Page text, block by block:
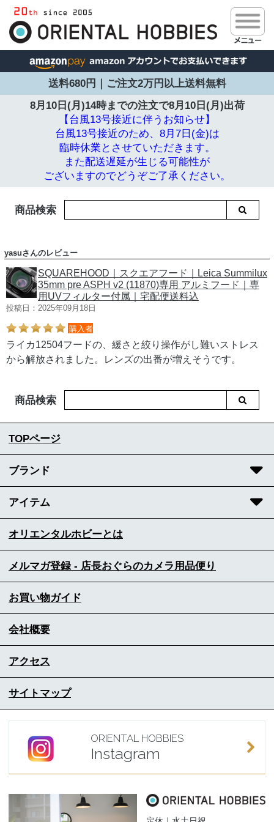
送料680円｜ご注文2万円以上送料無料
8月10日(月)14時までの注文で8月10日(月)出荷
【台風13号接近に伴うお知らせ】
台風13号接近のため、8月7日(金)は
臨時休業とさせていただきます。
また配送遅延が生じる可能性が
ございますのでどうぞご了承ください。
商品検索
yasuさんのレビュー
SQUAREHOOD｜スクエアフード｜Leica Summilux
35mm pre ASPH v2 (11870)専用 アルミフード｜専
用UVフィルター付属｜宅配便送料込
投稿日：2025年09月18日
購入者
ライカ12504フードの、緩さと絞り操作がし難いストレス
から解放されました。レンズの出番が増えそうです。
商品検索
TOPページ
ブランド
アイテム
オリエンタルホビーとは
メルマガ登録 - 店長おぐらのカメラ用品便り
お買い物ガイド
会社概要
アクセス
サイトマップ
ORIENTAL HOBBIES
Instagram